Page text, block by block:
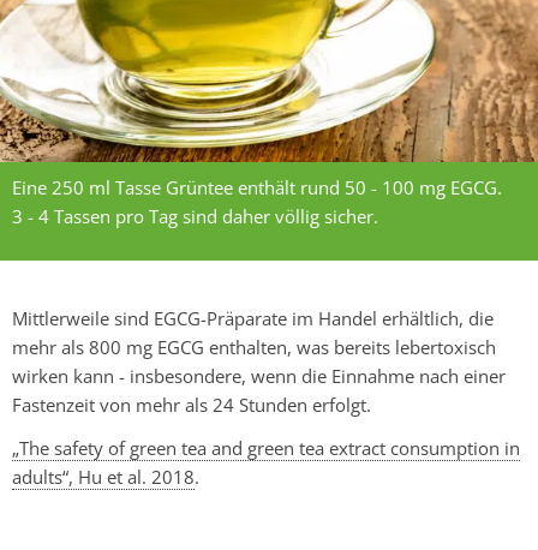
Eine 250 ml Tasse Grüntee enthält rund 50 - 100 mg EGCG.
3 - 4 Tassen pro Tag sind daher völlig sicher.
Mittlerweile sind EGCG-Präparate im Handel erhältlich, die
mehr als 800 mg EGCG enthalten, was bereits lebertoxisch
wirken kann - insbesondere, wenn die Einnahme nach einer
Fastenzeit von mehr als 24 Stunden erfolgt.
„The safety of green tea and green tea extract consumption in
adults“, Hu et al. 2018.